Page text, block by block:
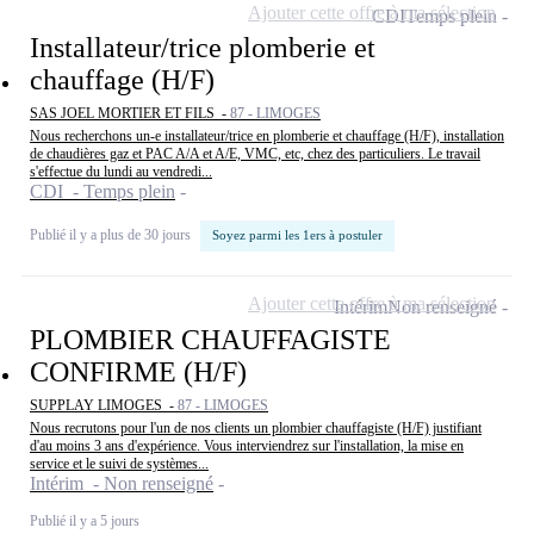
Installateur/trice plomberie et
chauffage (H/F)
SAS JOEL MORTIER ET FILS - 87 - LIMOGES
Nous recherchons un-e installateur/trice en plomberie et chauffage (H/F), installation
de chaudières gaz et PAC A/A et A/E, VMC, etc, chez des particuliers. Le travail
s'effectue du lundi au vendredi...
CDI - Temps plein
Publié il y a plus de 30 jours Soyez parmi les 1ers à postuler
CDITemps plein
Ajouter cette offre à ma sélection
PLOMBIER CHAUFFAGISTE
CONFIRME (H/F)
SUPPLAY LIMOGES - 87 - LIMOGES
Nous recrutons pour l'un de nos clients un plombier chauffagiste (H/F) justifiant
d'au moins 3 ans d'expérience. Vous interviendrez sur l'installation, la mise en
service et le suivi de systèmes...
Intérim - Non renseigné
Publié il y a 5 jours
IntérimNon renseigné
Ajouter cette offre à ma sélection